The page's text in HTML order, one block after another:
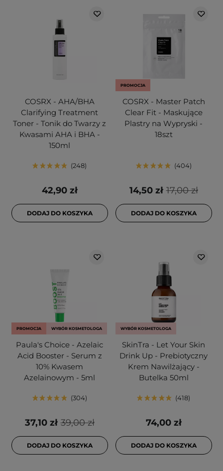
COSRX - AHA/BHA
Clarifying Treatment
Toner - Tonik do Twarzy z
Kwasami AHA i BHA -
150ml
248
42,90 zł
DODAJ DO KOSZYKA
PROMOCJA
COSRX - Master Patch
Clear Fit - Maskujące
Plastry na Wypryski -
18szt
404
17,00 zł
14,50 zł
DODAJ DO KOSZYKA
PROMOCJA WYBÓR KOSMETOLOGA
Paula's Choice - Azelaic
Acid Booster - Serum z
10% Kwasem
Azelainowym - 5ml
304
39,00 zł
37,10 zł
DODAJ DO KOSZYKA
WYBÓR KOSMETOLOGA
SkinTra - Let Your Skin
Drink Up - Prebiotyczny
Krem Nawilżający -
Butelka 50ml
418
74,00 zł
DODAJ DO KOSZYKA